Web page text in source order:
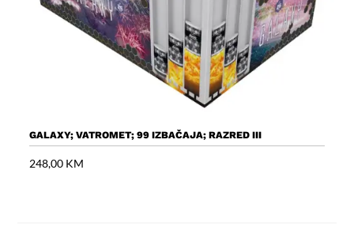
GALAXY; VATROMET; 99 IZBAČAJA; RAZRED III
248,00 KM